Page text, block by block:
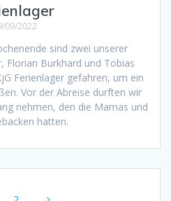
09/2022
sind zwei unserer
Florian Burkhard und Tobias
Ferienlager gefahren, um ein
Vor der Abreise durften wir
nehmen, den die Mamas und
hatten.